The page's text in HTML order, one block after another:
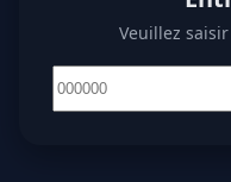
Veuillez